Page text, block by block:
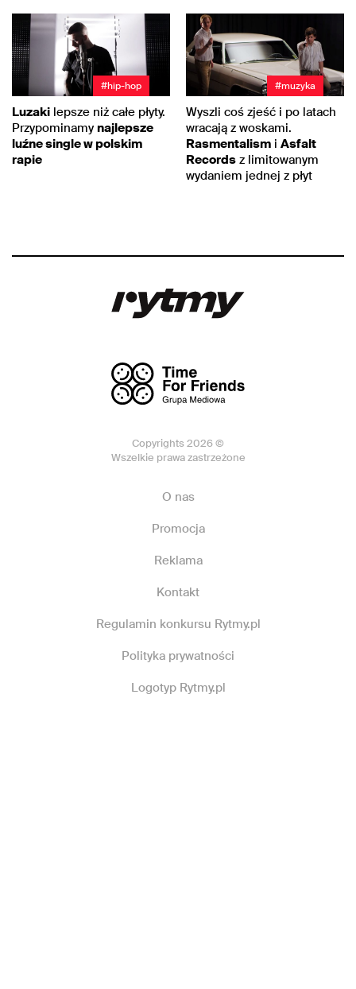
#hip-hop
Luzaki lepsze niż całe płyty.
Przypominamy najlepsze
luźne single w polskim
rapie
#muzyka
Wyszli coś zjeść i po latach
wracają z woskami.
Rasmentalism i Asfalt
Records z limitowanym
wydaniem jednej z płyt
Copyrights 2026 ©
Wszelkie prawa zastrzeżone
O nas
Promocja
Reklama
Kontakt
Regulamin konkursu Rytmy.pl
Polityka prywatności
Logotyp Rytmy.pl